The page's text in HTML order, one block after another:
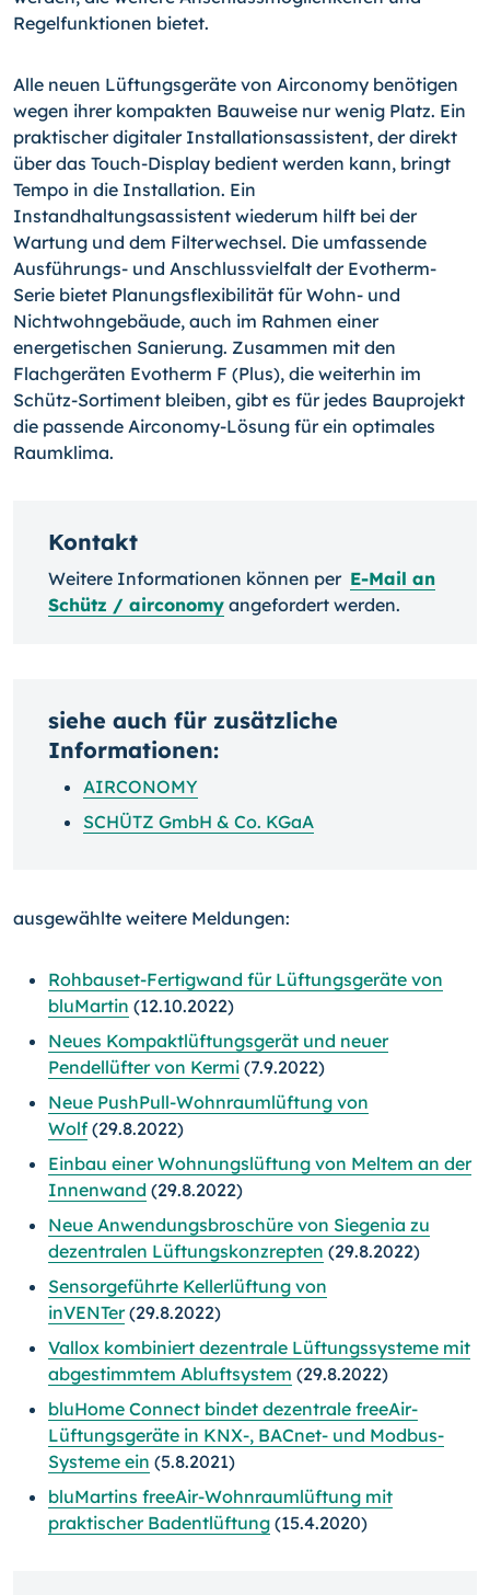
Regelfunktionen bietet.
Alle neuen Lüftungsgeräte von Airconomy benötigen
wegen ihrer kompakten Bauweise nur wenig Platz. Ein
praktischer digitaler Installationsassistent, der direkt
über das Touch-Display bedient werden kann, bringt
Tempo in die Installation. Ein
Instandhaltungsassistent wiederum hilft bei der
Wartung und dem Filterwechsel. Die umfassende
Ausführungs- und Anschlussvielfalt der Evotherm-
Serie bietet Planungsflexibilität für Wohn- und
Nichtwohngebäude, auch im Rahmen einer
energetischen Sanierung. Zusammen mit den
Flachgeräten Evotherm F (Plus), die weiterhin im
Schütz-Sortiment bleiben, gibt es für jedes Bauprojekt
die passende Airconomy-Lösung für ein optimales
Raumklima.
Kontakt
Weitere Informationen können per E-Mail an
Schütz / airconomy angefordert werden.
siehe auch für zusätzliche
Informationen:
AIRCONOMY
SCHÜTZ GmbH & Co. KGaA
ausgewählte weitere Meldungen:
Rohbauset-Fertigwand für Lüftungsgeräte von
bluMartin (12.10.2022)
Neues Kompaktlüftungsgerät und neuer
Pendellüfter von Kermi (7.9.2022)
Neue PushPull-Wohnraumlüftung von
Wolf (29.8.2022)
Einbau einer Wohnungslüftung von Meltem an der
Innenwand (29.8.2022)
Neue Anwendungsbroschüre von Siegenia zu
dezentralen Lüftungskonzrepten (29.8.2022)
Sensorgeführte Kellerlüftung von
inVENTer(29.8.2022)
Vallox kombiniert dezentrale Lüftungssysteme mit
abgestimmtem Abluftsystem (29.8.2022)
bluHome Connect bindet dezentrale freeAir-
Lüftungsgeräte in KNX-, BACnet- und Modbus-
Systeme ein (5.8.2021)
bluMartins freeAir-Wohnraumlüftung mit
praktischer Badentlüftung (15.4.2020)